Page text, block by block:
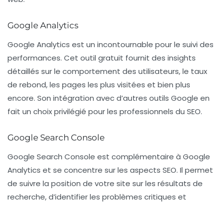
Google Analytics
Google Analytics est un incontournable pour le suivi des
performances. Cet outil gratuit fournit des insights
détaillés sur le comportement des utilisateurs, le taux
de rebond, les pages les plus visitées et bien plus
encore. Son intégration avec d’autres outils Google en
fait un choix privilégié pour les professionnels du SEO.
Google Search Console
Google Search Console est complémentaire à Google
Analytics et se concentre sur les aspects SEO. Il permet
de suivre la position de votre site sur les résultats de
recherche, d’identifier les problèmes critiques et